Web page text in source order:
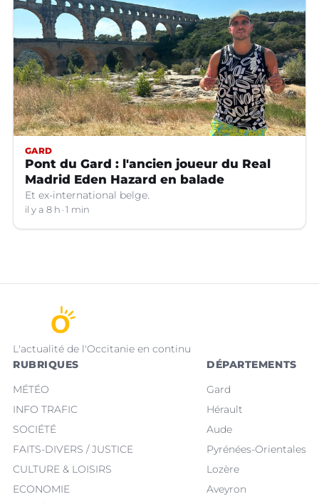
GARD
Pont du Gard : l'ancien joueur du Real
Madrid Eden Hazard en balade
Et ex-international belge.
il y a 8 h 1 min
L'actualité de l'Occitanie en continu
RUBRIQUES
MÉTÉO
INFO TRAFIC
SOCIÉTÉ
FAITS-DIVERS / JUSTICE
CULTURE & LOISIRS
ECONOMIE
DÉPARTEMENTS
Gard
Hérault
Aude
Pyrénées-Orientales
Lozère
Aveyron